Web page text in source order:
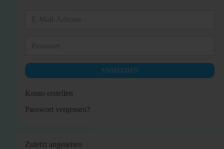
ANMELDEN
Konto erstellen
Passwort vergessen?
Zuletzt angesehen